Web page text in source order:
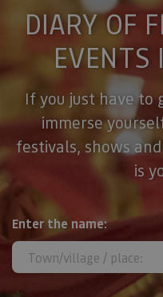
DIARY OF
EVENTS
If you just have to
immerse
festivals, shows
is
Search
Enter the name: